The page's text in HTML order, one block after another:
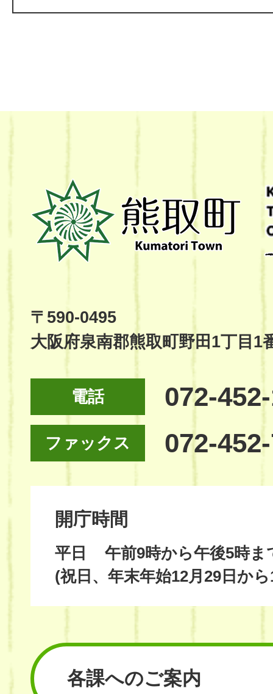
熊
取
町
Kumatori
Site
〒590-0495
大阪府泉南郡熊取町野田1丁目1
電話 072-
ファックス 072-
開庁時間
平日
午前9時から午後5時ま
(祝日、年末年始12月29日か
各課へのご案内